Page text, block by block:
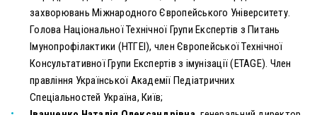
захворювань Міжнародного Європейського Університету.
Голова Національної Технічної Групи Експертів з Питань
Імунопрофілактики (НТГЕІ), член Європейської Технічної
Консультативної Групи Експертів з імунізації (ETAGE). Член
правління Української Академії Педіатричних
Спеціальностей Україна, Київ;